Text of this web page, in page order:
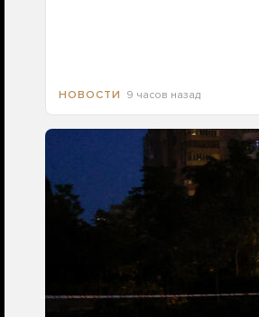
НОВОСТИ 9 часов назад